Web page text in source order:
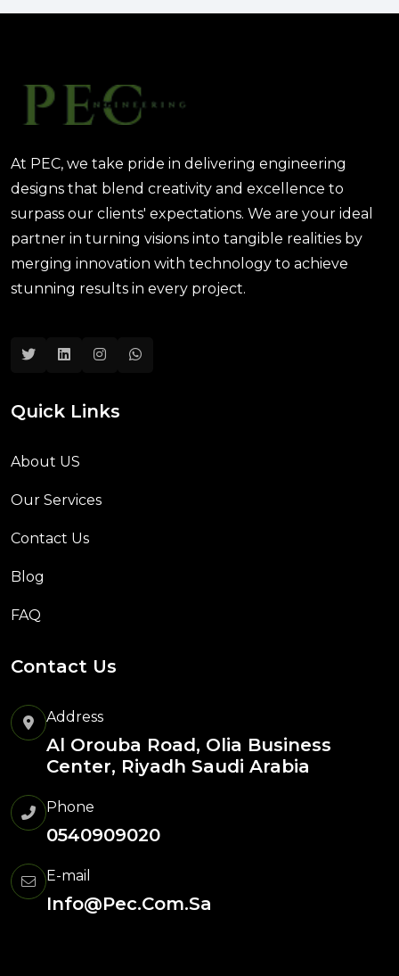
والتكاليف؟
At PEC, we take pride in delivering engineering
designs that blend creativity and excellence to
surpass our clients' expectations. We are your ideal
partner in turning visions into tangible realities by
merging innovation with technology to achieve
stunning results in every project.
Quick Links
About US
Our Services
Contact Us
Blog
FAQ
Contact Us
Address
Al Orouba Road, Olia Business
Center, Riyadh Saudi Arabia
Phone
0540909020
E-mail
Info@pec.com.sa